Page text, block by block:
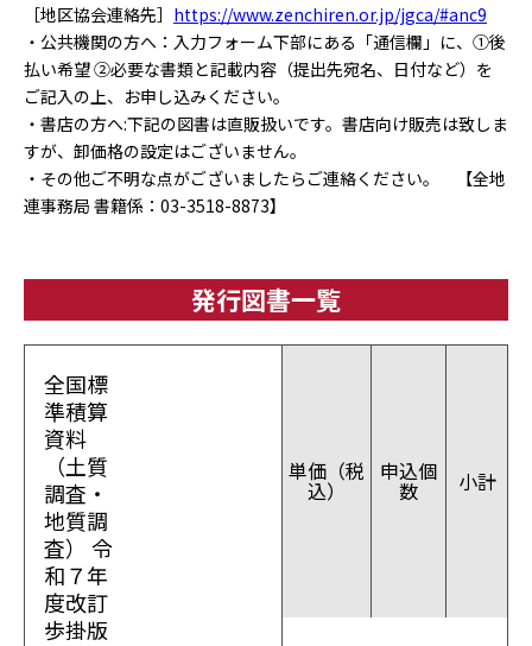
［地区協会連絡先］ https://www.zenchiren.or.jp/jgca/#anc9
・公共機関の方へ：入力フォーム下部にある「通信欄」に、①後
払い希望 ②必要な書類と記載内容（提出先宛名、日付など）を
ご記入の上、お申し込みください。
・書店の方へ:下記の図書は直販扱いです。書店向け販売は致しま
すが、卸価格の設定はございません。
・その他ご不明な点がございましたらご連絡ください。 【全地
連事務局 書籍係：03-3518-8873】
発行図書一覧
全国標
準積算
資料
（土質
調査・
地質調
査） 令
和７年
度改訂
歩掛版
単価（税
込）
申込個
数 小計